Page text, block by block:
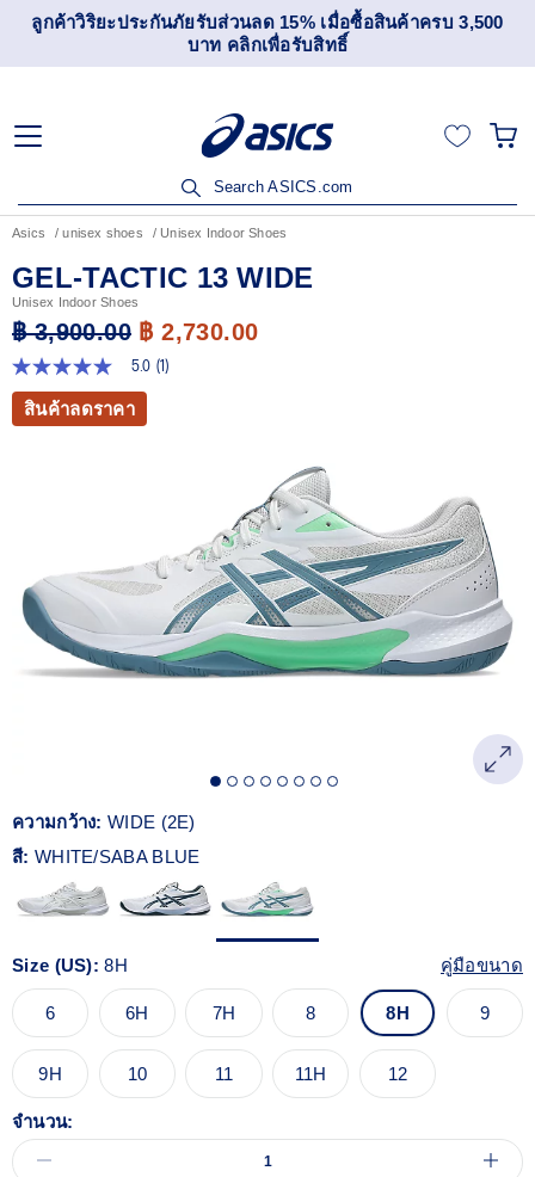
ลูกค้าวิริยะประกันภัยรับส่วนลด 15% เมื่อซื้อสินค้าครบ 3,500
บาท คลิกเพื่อรับสิทธิ์
Search ASICS.com
Asics unisex shoes Unisex Indoor Shoes
GEL-TACTIC 13 WIDE
Unisex Indoor Shoes
฿ 3,900.00 ฿ 2,730.00
5.0
จาก
ดาว
หน้า
เดียวกัน
5.0 (1)
สินค้าลดราคา
ความกว้าง: WIDE (2E)
สี: WHITE/SABA BLUE
Size (US):8H คู่มือขนาด
6 6H 7H 8 8H 9
9H 10 11 11H 12
จำนวน: